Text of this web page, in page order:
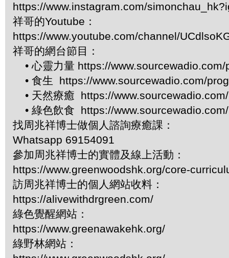
https://www.instagram.com/
祥哥的Youtube：
https://www.youtube.com/channel/
祥哥的網台節目：
• 心靈力量 https://
• 食生 https://www.sourcewadio.com/
• 天然療癒 https://
• 綠色飲食 https://
找周兆祥博士做個人諮詢療癒課：
Whatsapp 69154091
參加周兆祥博士的實體及線上活動：
https://www.greenwoodshk.org/core-
訪周兆祥博士的個人網站收料：
https://alivewithdrgreen.com/
綠色覺醒網站：
https://www.greenawakehk.org/
綠野林網站：